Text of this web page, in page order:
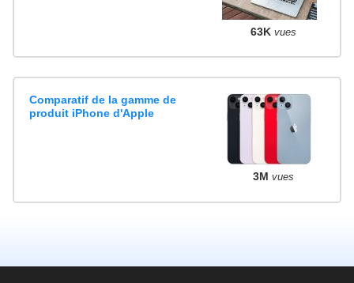
63K vues
Comparatif de la gamme de
produit iPhone d'Apple
3M vues